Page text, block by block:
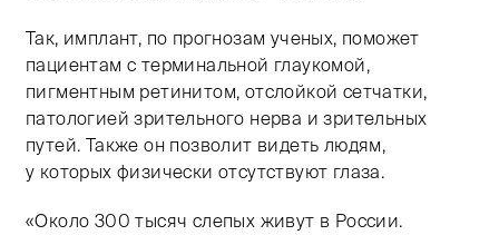
Так, имплант, по прогнозам ученых, поможет
пациентам с терминальной глаукомой,
пигментным ретинитом, отслойкой сетчатки,
патологией зрительного нерва и зрительных
путей. Также он позволит видеть людям,
у которых физически отсутствуют глаза.
«Около 300 тысяч слепых живут в России.